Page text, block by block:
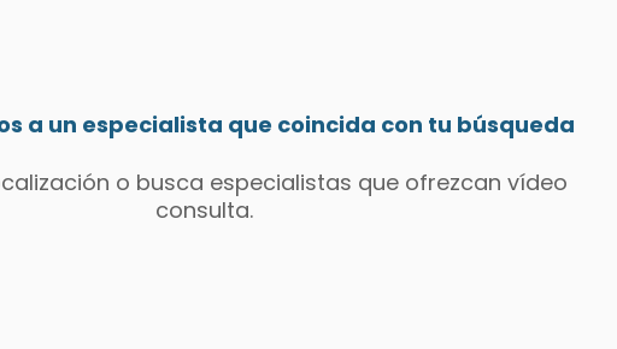
a un especialista que coincida con tu búsqueda
o busca especialistas que ofrezcan vídeo
consulta.